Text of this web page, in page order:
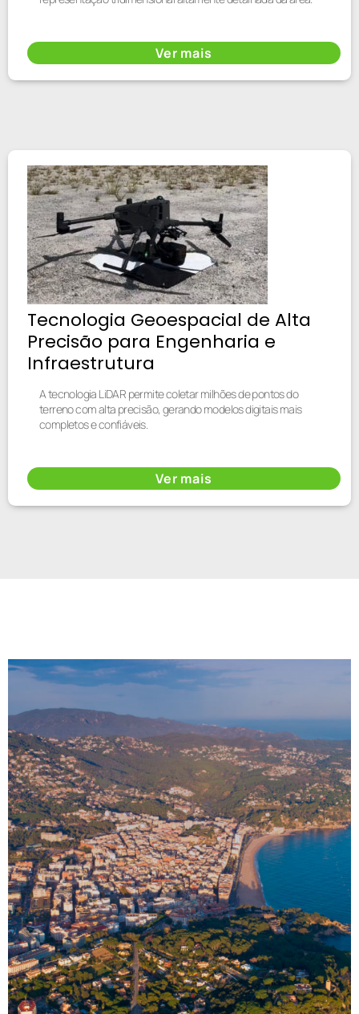
Ver mais
Tecnologia Geoespacial de Alta
Precisão para Engenharia e
Infraestrutura
A tecnologia LiDAR permite coletar milhões de pontos do
terreno com alta precisão, gerando modelos digitais mais
completos e confiáveis.
Ver mais